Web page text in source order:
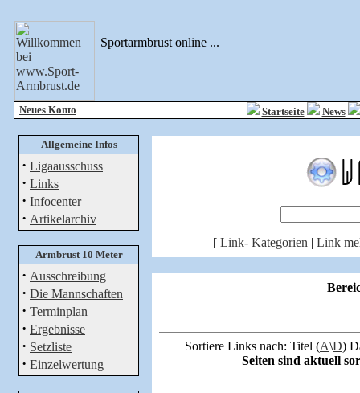
Sportarmbrust online ...
Neues Konto Startseite News
Allgemeine Infos
· Ligaausschuss
· Links
· Infocenter
· Artikelarchiv
Armbrust 10 Meter
· Ausschreibung
· Die Mannschaften
· Terminplan
· Ergebnisse
· Setzliste
· Einzelwertung
[ Link- Kategorien | Link
Sortiere Links nach: Titel (A\D)
Seiten sind aktuell